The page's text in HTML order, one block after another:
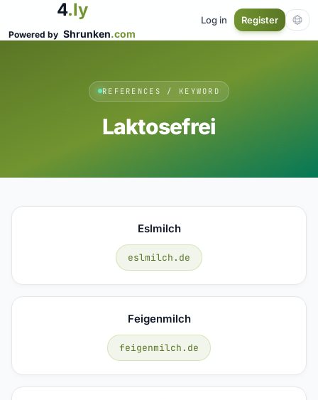
4.ly
Powered by Shrunken.com
Log in Register
REFERENCES / KEYWORD
Laktosefrei
Eslmilch
eslmilch.de
Feigenmilch
feigenmilch.de